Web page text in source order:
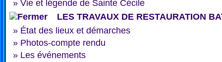
» Vie et légende de Sainte Cécile
LES TRAVAUX DE RESTAURATION
» État des lieux et démarches
» Photos-compte rendu
» Les événements